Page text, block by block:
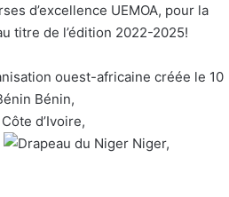
d’excellence UEMOA, pour la
titre de l’édition 2022-2025!
ouest-africaine créée le 10
Bénin,
Côte d’Ivoire,
Niger,